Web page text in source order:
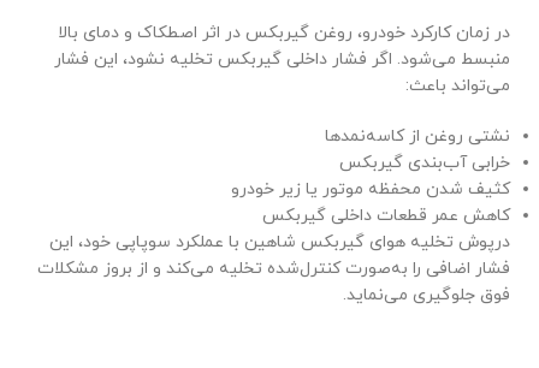
در زمان کارکرد خودرو، روغن گیربکس در اثر اصطکاک و دمای بالا
منبسط می‌شود. اگر فشار داخلی گیربکس تخلیه نشود، این فشار
می‌تواند باعث:
نشتی روغن از کاسه‌نمدها
خرابی آب‌بندی گیربکس
کثیف شدن محفظه موتور یا زیر خودرو
کاهش عمر قطعات داخلی گیربکس
درپوش تخلیه هوای گیربکس شاهین با عملکرد سوپاپی خود، این
فشار اضافی را به‌صورت کنترل‌شده تخلیه می‌کند و از بروز مشکلات
فوق جلوگیری می‌نماید.